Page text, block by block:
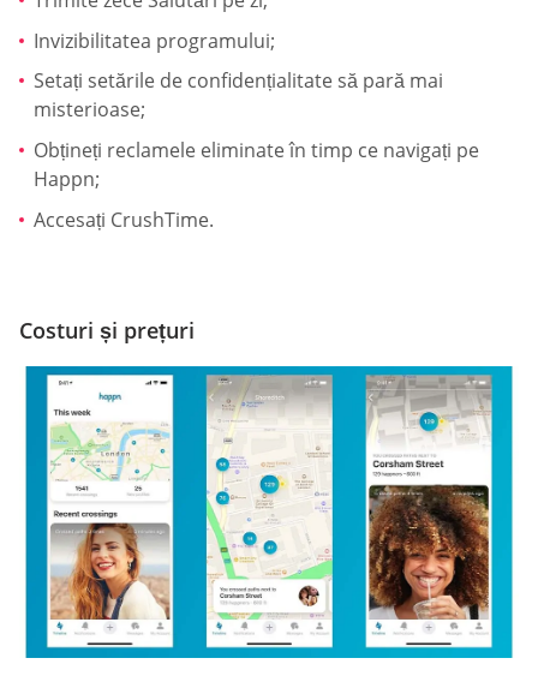
Invizibilitatea programului;
Setați setările de confidențialitate să pară mai
misterioase;
Obțineți reclamele eliminate în timp ce navigați pe
Happn;
Accesați CrushTime.
Costuri și prețuri